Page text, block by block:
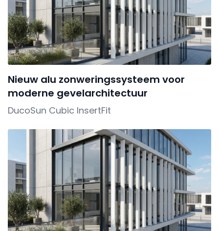
Nieuw alu zonweringssysteem voor
moderne gevelarchitectuur
DucoSun Cubic InsertFit